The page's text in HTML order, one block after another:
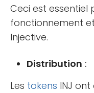
Ceci est essentiel
fonctionnement
Injective.
Distribution :
Les tokens INJ